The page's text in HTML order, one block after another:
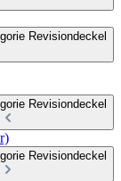
Revisiondeckel
Revisiondeckel
Revisiondeckel